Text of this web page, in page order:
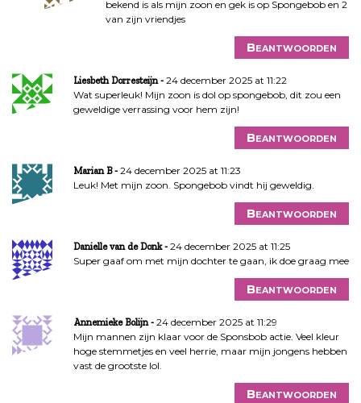
bekend is als mijn zoon en gek is op Spongebob en 2
van zijn vriendjes
Beantwoorden
Liesbeth Dorresteijn
24 december 2025 at 11:22
Wat superleuk! Mijn zoon is dol op spongebob, dit zou een
geweldige verrassing voor hem zijn!
Beantwoorden
Marian B
24 december 2025 at 11:23
Leuk! Met mijn zoon. Spongebob vindt hij geweldig.
Beantwoorden
Danielle van de Donk
24 december 2025 at 11:25
Super gaaf om met mijn dochter te gaan, ik doe graag mee
Beantwoorden
Annemieke Bolijn
24 december 2025 at 11:29
Mijn mannen zijn klaar voor de Sponsbob actie. Veel kleur
hoge stemmetjes en veel herrie, maar mijn jongens hebben
vast de grootste lol.
Beantwoorden